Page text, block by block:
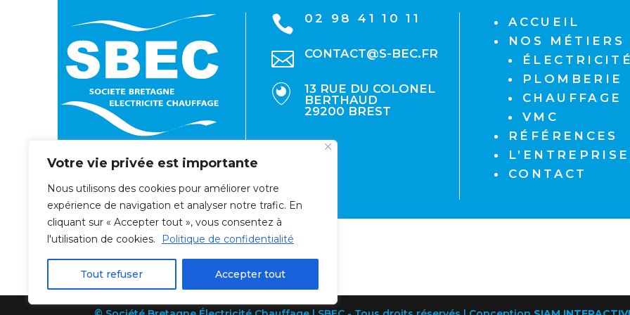
Votre vie privée est importante
Nous utilisons des cookies pour améliorer votre
expérience de navigation et analyser notre trafic. En
cliquant sur « Accepter tout », vous consentez à
l'utilisation de cookies.
Politique de confidentialité
Tout refuser Accepter tout
 02 98 41 10 11
 CONTACT@S-BEC.FR

13 RUE DU COLONEL
BERTHAUD
29200 BREST
ACCUEIL
NOS MÉTIERS
PLOMBERIE
CHAUFFAGE
VMC
RÉFÉRENCES
L’ENTREPRISE
CONTACT